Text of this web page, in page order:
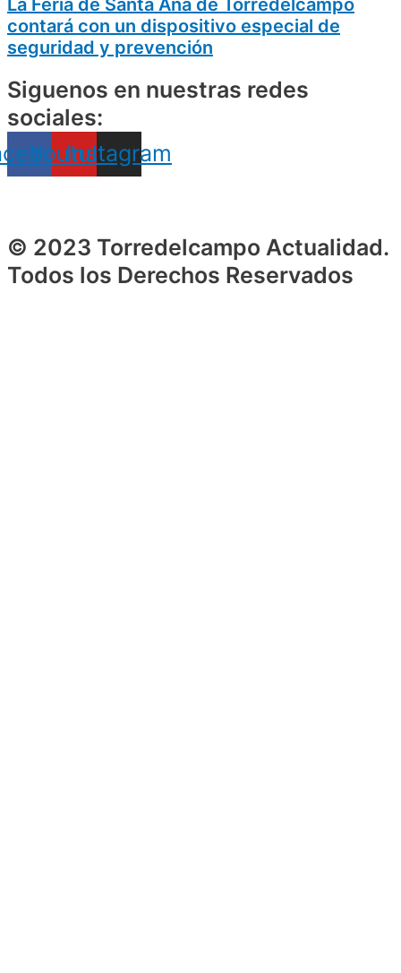
contará con un dispositivo especial de
seguridad y prevención
Siguenos en nuestras redes
sociales:
Youtube
Instagram
© 2023 Torredelcampo Actualidad.
Todos los Derechos Reservados